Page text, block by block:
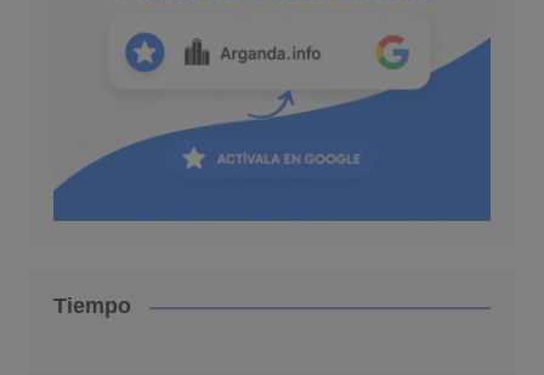
Tiempo